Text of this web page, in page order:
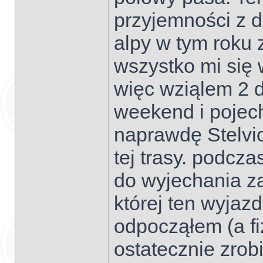
przyjemności z
alpy w tym roku
wszystko mi się
więc wziąlem 2
weekend i
naprawdę
tej trasy.
do wyjechania
której ten
odpocząłem (a
ostatecznie